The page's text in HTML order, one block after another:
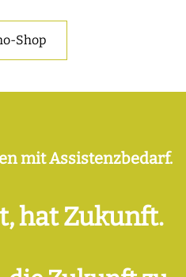
Shop
mit Assistenzbedarf.
hat Zukunft.